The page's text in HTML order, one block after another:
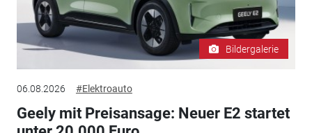
Bildergalerie
06.08.2026 #Elektroauto
Geely mit Preisansage: Neuer E2 startet